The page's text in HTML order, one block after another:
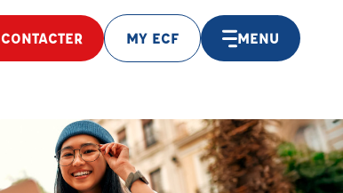
MY ECF MENU